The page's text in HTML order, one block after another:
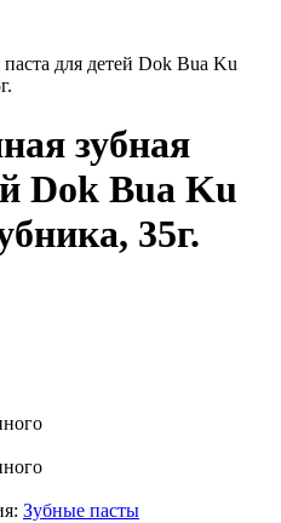
паста для детей Dok Bua Ku
зубная
Dok Bua Ku
35г.
Зубные пасты